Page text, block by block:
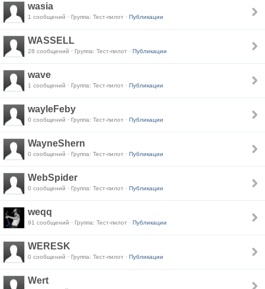
wasia
1 сообщений · Группа: Тест-пилот · Публикации
WASSELL
28 сообщений · Группа: Тест-пилот · Публикации
wave
1 сообщений · Группа: Тест-пилот · Публикации
wayleFeby
0 сообщений · Группа: Тест-пилот · Публикации
WayneShern
0 сообщений · Группа: Тест-пилот · Публикации
WebSpider
0 сообщений · Группа: Тест-пилот · Публикации
weqq
91 сообщений · Группа: Тест-пилот · Публикации
WERESK
0 сообщений · Группа: Тест-пилот · Публикации
Wert